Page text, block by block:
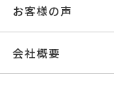
お客様の声
会社概要